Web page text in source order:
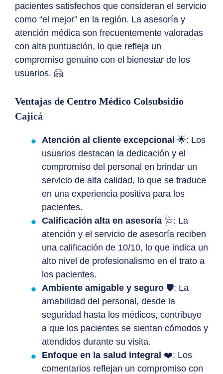
pacientes satisfechos que consideran el servicio
como “el mejor” en la región. La asesoría y
atención médica son frecuentemente valoradas
con alta puntuación, lo que refleja un
compromiso genuino con el bienestar de los
usuarios. 🤗
Ventajas de Centro Médico Colsubsidio
Cajicá
Atención al cliente excepcional 🌟: Los
usuarios destacan la dedicación y el
compromiso del personal en brindar un
servicio de alta calidad, lo que se traduce
en una experiencia positiva para los
pacientes.
Calificación alta en asesoría 🩺: La
atención y el servicio de asesoría reciben
una calificación de 10/10, lo que indica un
alto nivel de profesionalismo en el trato a
los pacientes.
Ambiente amigable y seguro 🛡️: La
amabilidad del personal, desde la
seguridad hasta los médicos, contribuye
a que los pacientes se sientan cómodos y
atendidos durante su visita.
Enfoque en la salud integral ❤️: Los
comentarios reflejan un compromiso con